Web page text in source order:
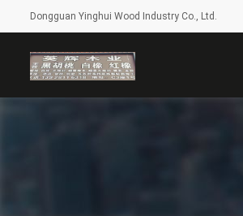
Dongguan Yinghui Wood Industry Co., Ltd.